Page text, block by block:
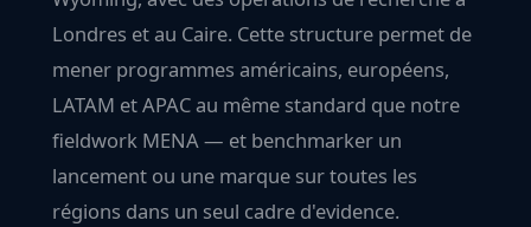
Londres et au Caire. Cette structure permet de
mener programmes américains, européens,
LATAM et APAC au même standard que notre
fieldwork MENA — et benchmarker un
lancement ou une marque sur toutes les
régions dans un seul cadre d'evidence.